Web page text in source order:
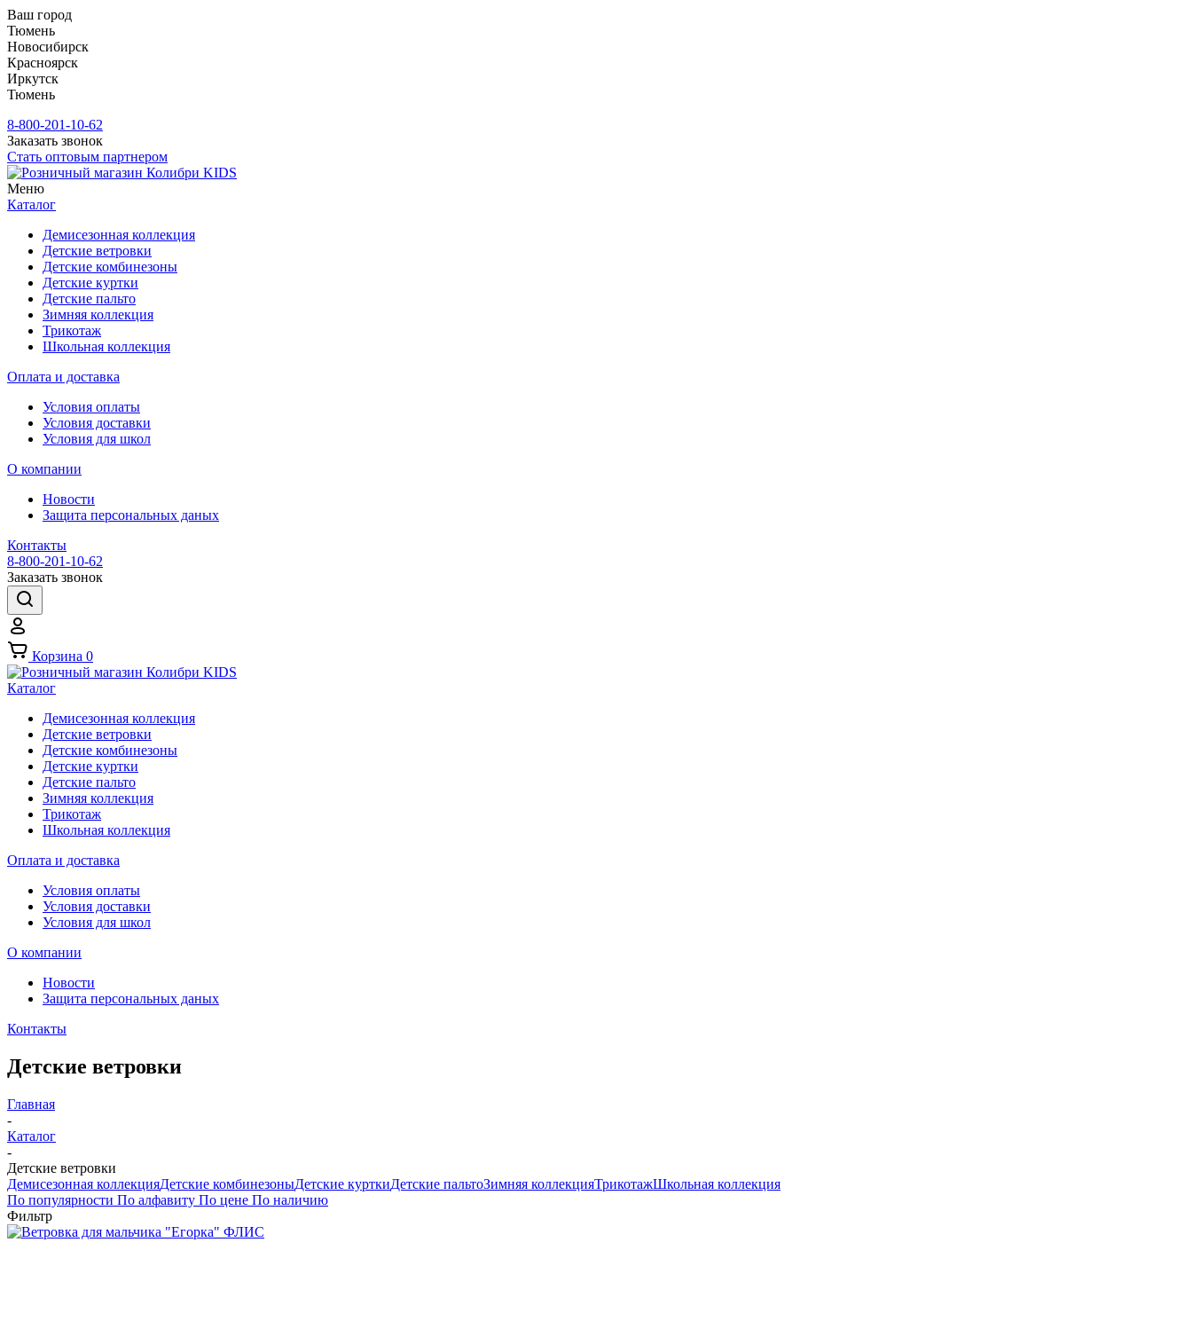
Ваш город
Тюмень
Новосибирск
Красноярск
Иркутск
Тюмень
8-800-201-10-62
Заказать звонок
Стать оптовым партнером
Меню
Каталог
Демисезонная коллекция
Детские ветровки
Детские комбинезоны
Детские куртки
Детские пальто
Зимняя коллекция
Трикотаж
Школьная коллекция
Оплата и доставка
Условия оплаты
Условия доставки
Условия для школ
О компании
Новости
Защита персональных даных
Контакты
8-800-201-10-62
Заказать звонок
Корзина 0
Каталог
Демисезонная коллекция
Детские ветровки
Детские комбинезоны
Детские куртки
Детские пальто
Зимняя коллекция
Трикотаж
Школьная коллекция
Оплата и доставка
Условия оплаты
Условия доставки
Условия для школ
О компании
Новости
Защита персональных даных
Контакты
Детские ветровки
Главная
-
Каталог
-
Детские ветровки
Демисезонная коллекцияДетские комбинезоныДетские курткиДетские пальтоЗимняя коллекцияТрикотажШкольная коллекция
По популярности По алфавиту По цене По наличию
Фильтр